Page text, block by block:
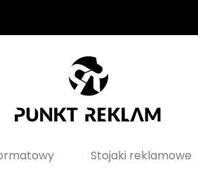
Stojaki reklamowe